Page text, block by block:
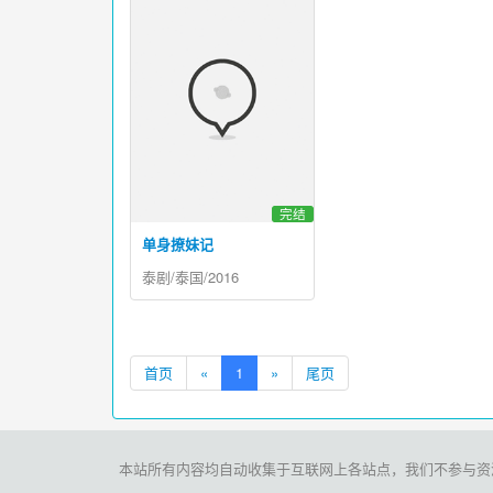
单身撩妹记
完结
泰剧/泰国/2016
首页 « 1 » 尾页
本站所有内容均自动收集于互联网上各站点，我们不参与